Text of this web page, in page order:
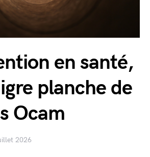
en santé,
planche de
Ocam
2026